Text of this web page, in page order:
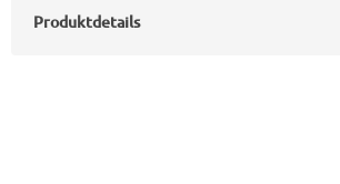
Produktdetails